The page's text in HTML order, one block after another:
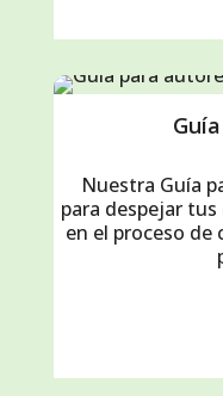
Nuestra Guía
para despejar
en el proceso de